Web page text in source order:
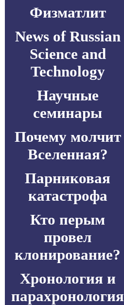
Физматлит
News of Russian
Science and
Technology
Научные
семинары
Почему молчит
Вселенная?
Парниковая
катастрофа
Кто перым
провел
клонирование?
Хронология и
парахронология